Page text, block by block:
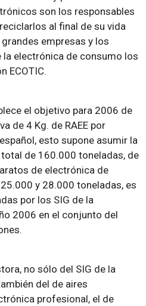
son los responsables
al final de su vida
empresas y los
electrónica de consumo los
ECOTIC.
el objetivo para 2006 de
de 4 Kg. de RAEE por
esto supone asumir la
de 160.000 toneladas, de
de electrónica de
y 28.000 toneladas, es
por los SIG de la
2006 en el conjunto del
no sólo del SIG de la
del de aires
profesional, el de